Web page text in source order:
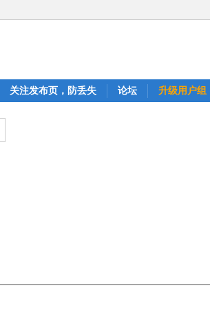
关注发布页，防丢失 论坛 升级用户组